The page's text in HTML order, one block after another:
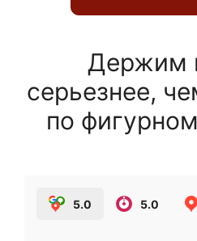
Держим
серьезнее,
по
5.0 5.0